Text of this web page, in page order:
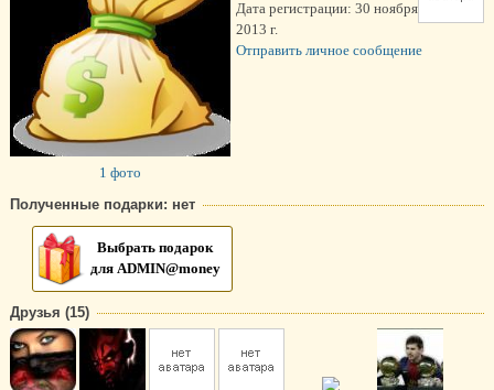
1 фото
Дата регистрации: 30 ноября
2013 г.
Отправить личное сообщение
Полученные подарки: нет
Выбрать подарок
для ADMIN@money
Друзья (15)